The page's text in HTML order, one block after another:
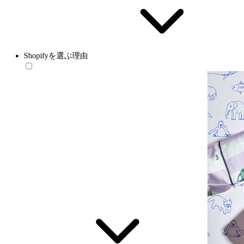
Shopifyを選ぶ理由